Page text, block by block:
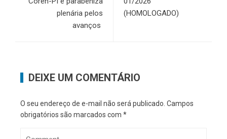
plenária pelos
avanços
(HOMOLOGADO)
DEIXE UM COMENTÁRIO
O seu endereço de e-mail não será publicado. Campos
obrigatórios são marcados com *